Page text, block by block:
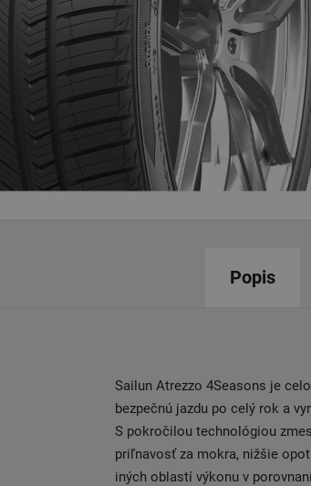
Popis
Sailun Atrezzo 4Seasons je
bezpečnú jazdu po celý rok a
S pokročilou technológiou
priľnavosť za mokra, nižšie
iných oblastí výkonu v